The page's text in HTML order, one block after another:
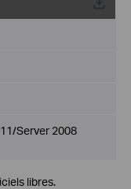
Server 2008
libres.